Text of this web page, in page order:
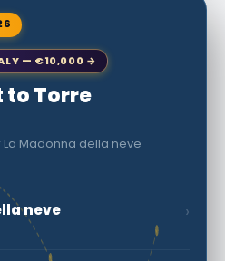
— €10,000 →
to Torre
Madonna della neve
neve ›